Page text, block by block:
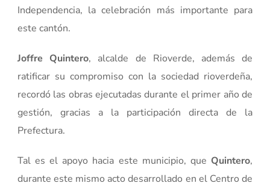
Independencia, la celebración más importante para
este cantón.
Joffre Quintero, alcalde de Rioverde, además de
ratificar su compromiso con la sociedad rioverdeña,
recordó las obras ejecutadas durante el primer año de
gestión, gracias a la participación directa de la
Prefectura.
Tal es el apoyo hacia este municipio, que Quintero,
durante este mismo acto desarrollado en el Centro de